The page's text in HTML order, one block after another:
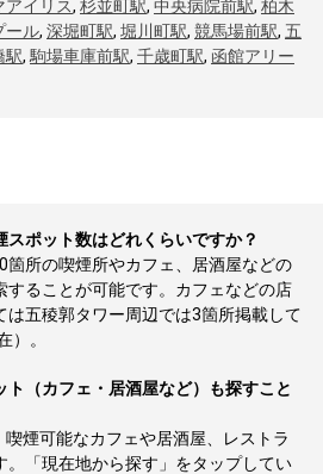
アイリス, 杉並町駅, 中央病院前駅, 柏木
ール, 深堀町駅, 堀川町駅, 競馬場前駅, 五
駅, 駒場車庫前駅, 千歳町駅, 函館アリー
ポット数はどれくらいですか？
箇所の喫煙所やカフェ、居酒屋などの
することが可能です。カフェなどの店
は五稜郭タワー周辺では3箇所掲載して
）。
ト（カフェ・居酒屋など）も探すこと
煙可能なカフェや居酒屋、レストラ
。「現在地から探す」をタップしてい